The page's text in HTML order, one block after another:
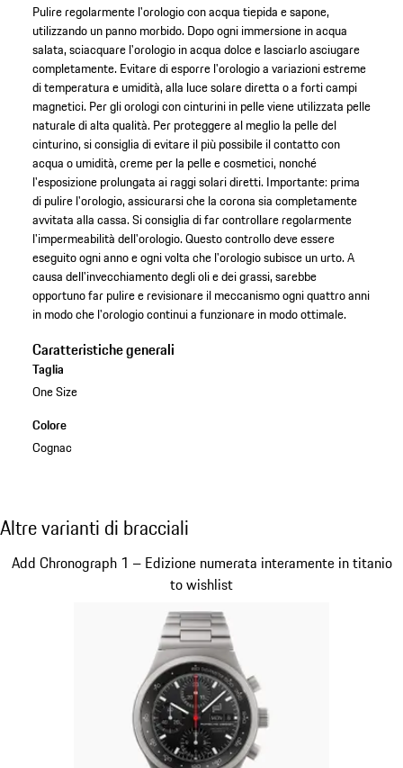
Pulire regolarmente l'orologio con acqua tiepida e sapone,
utilizzando un panno morbido. Dopo ogni immersione in acqua
salata, sciacquare l'orologio in acqua dolce e lasciarlo asciugare
completamente. Evitare di esporre l'orologio a variazioni estreme
di temperatura e umidità, alla luce solare diretta o a forti campi
magnetici. Per gli orologi con cinturini in pelle viene utilizzata pelle
naturale di alta qualità. Per proteggere al meglio la pelle del
cinturino, si consiglia di evitare il più possibile il contatto con
acqua o umidità, creme per la pelle e cosmetici, nonché
l'esposizione prolungata ai raggi solari diretti. Importante: prima
di pulire l'orologio, assicurarsi che la corona sia completamente
avvitata alla cassa. Si consiglia di far controllare regolarmente
l'impermeabilità dell'orologio. Questo controllo deve essere
eseguito ogni anno e ogni volta che l'orologio subisce un urto. A
causa dell'invecchiamento degli oli e dei grassi, sarebbe
opportuno far pulire e revisionare il meccanismo ogni quattro anni
in modo che l'orologio continui a funzionare in modo ottimale.
Caratteristiche generali
Taglia
One Size
Colore
Cognac
Altre varianti di bracciali
Altre varianti di bracciali
Add Chronograph 1 – Edizione numerata interamente in titanio
to wishlist
Diapositiva 1 di 5